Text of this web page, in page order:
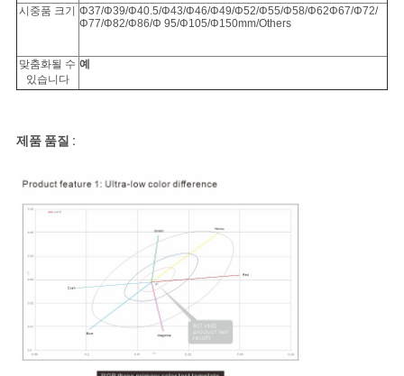
시중품 크기
Φ37/Φ39/Φ40.5/Φ43/Φ46/Φ49/Φ52/Φ55/Φ58/Φ62Φ67/Φ72/
Φ77/Φ82/Φ86/Φ 95/Φ105/Φ150mm/Others
맞춤화될 수
있습니다
예
제품 품질 :